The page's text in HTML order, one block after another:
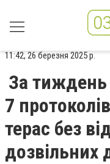
11:42, 26 березня 2025 р.
За тиждень
7
терас без
дозвільних